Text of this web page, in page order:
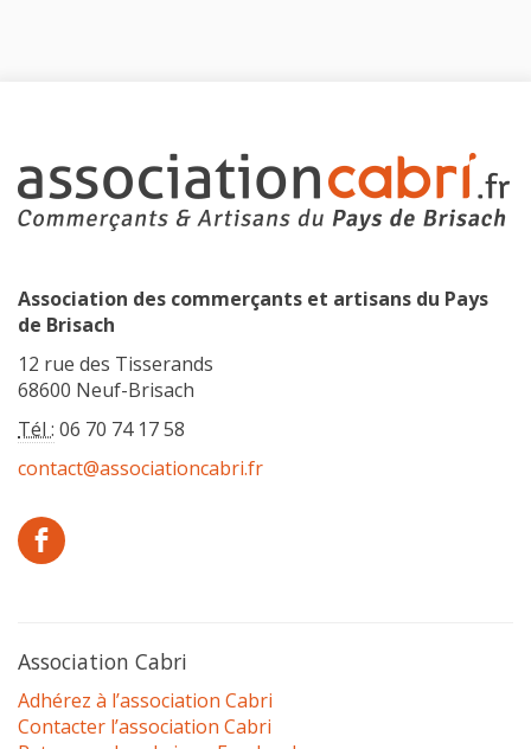
Association des commerçants et artisans du Pays
de Brisach
12 rue des Tisserands
68600 Neuf-Brisach
Tél : 06 70 74 17 58
contact@associationcabri.fr
Association Cabri
Adhérez à l’association Cabri
Contacter l’association Cabri